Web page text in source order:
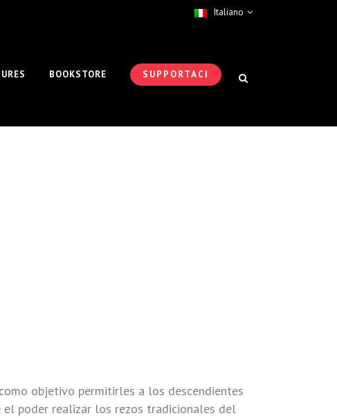
Italiano
SUPPORTACI
BOOKSTORE
objetivo permitirles a los descendientes
el poder realizar los rezos tradicionales del